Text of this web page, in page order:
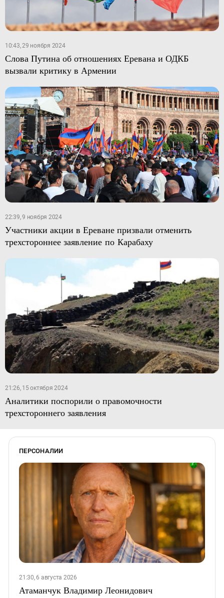
10:43, 29 ноября 2024
Слова Путина об отношениях Еревана и ОДКБ
вызвали критику в Армении
22:39, 9 ноября 2024
Участники акции в Ереване призвали отменить
трехстороннее заявление по Карабаху
21:26, 15 октября 2024
Аналитики поспорили о правомочности
трехстороннего заявления
ПЕРСОНАЛИИ
21:30, 6 августа 2026
Атаманчук Владимир Леонидович